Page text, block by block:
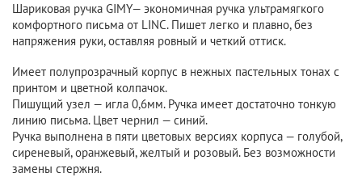
Шариковая ручка GIMY— экономичная ручка ультрамягкого
комфортного письма от LINC. Пишет легко и плавно, без
напряжения руки, оставляя ровный и четкий оттиск.
Имеет полупрозрачный корпус в нежных пастельных тонах с
принтом и цветной колпачок.
Пишущий узел — игла 0,6мм. Ручка имеет достаточно тонкую
линию письма. Цвет чернил — синий.
Ручка выполнена в пяти цветовых версиях корпуса — голубой,
сиреневый, оранжевый, желтый и розовый. Без возможности
замены стержня.